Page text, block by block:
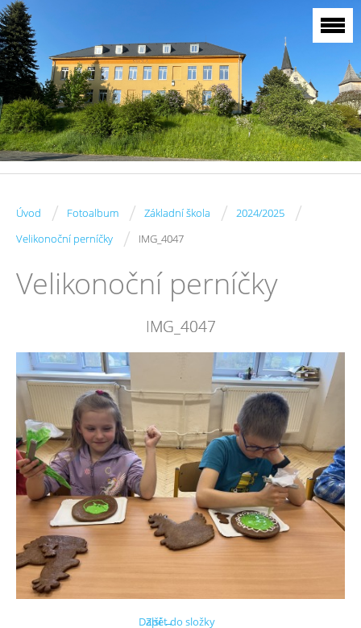
Úvod / Fotoalbum / Základní škola / 2024/2025 /
Velikonoční perníčky / IMG_4047
Velikonoční perníčky
IMG_4047
Další →
Zpět do složky